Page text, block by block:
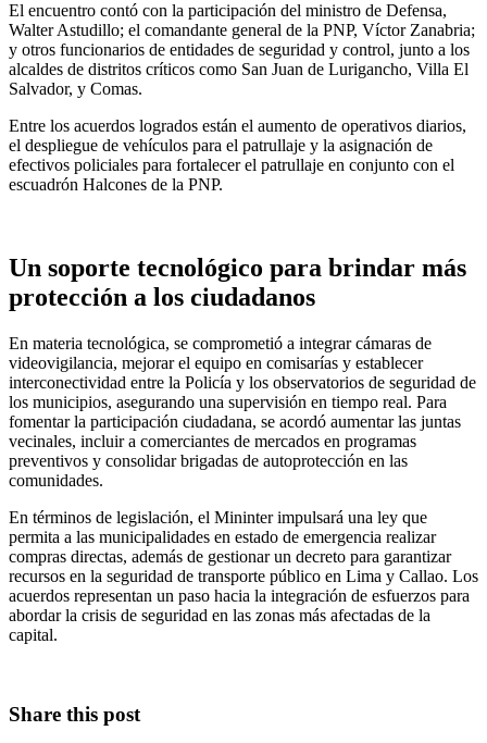
El encuentro contó con la participación del ministro de Defensa,
Walter Astudillo; el comandante general de la PNP, Víctor Zanabria;
y otros funcionarios de entidades de seguridad y control, junto a los
alcaldes de distritos críticos como San Juan de Lurigancho, Villa El
Salvador, y Comas.
Entre los acuerdos logrados están el aumento de operativos diarios,
el despliegue de vehículos para el patrullaje y la asignación de
efectivos policiales para fortalecer el patrullaje en conjunto con el
escuadrón Halcones de la PNP.
Un soporte tecnológico para brindar más
protección a los ciudadanos
En materia tecnológica, se comprometió a integrar cámaras de
videovigilancia, mejorar el equipo en comisarías y establecer
interconectividad entre la Policía y los observatorios de seguridad de
los municipios, asegurando una supervisión en tiempo real. Para
fomentar la participación ciudadana, se acordó aumentar las juntas
vecinales, incluir a comerciantes de mercados en programas
preventivos y consolidar brigadas de autoprotección en las
comunidades.
En términos de legislación, el Mininter impulsará una ley que
permita a las municipalidades en estado de emergencia realizar
compras directas, además de gestionar un decreto para garantizar
recursos en la seguridad de transporte público en Lima y Callao. Los
acuerdos representan un paso hacia la integración de esfuerzos para
abordar la crisis de seguridad en las zonas más afectadas de la
capital.
Share this post